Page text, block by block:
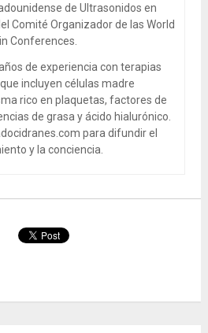
de Ultrasonidos en
Comité Organizador de las World
Conferences.
de experiencia con terapias
incluyen células madre
rico en plaquetas, factores de
de grasa y ácido hialurónico.
para difundir el
y la conciencia.